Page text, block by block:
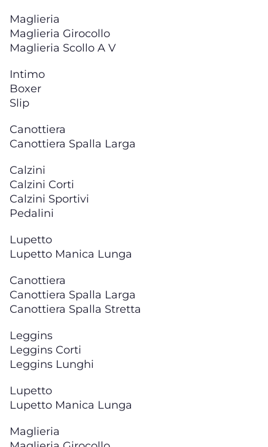
Maglieria
Maglieria Girocollo
Maglieria Scollo A V
Intimo
Boxer
Slip
Canottiera
Canottiera Spalla Larga
Calzini
Calzini Corti
Calzini Sportivi
Pedalini
Lupetto
Lupetto Manica Lunga
Canottiera
Canottiera Spalla Larga
Canottiera Spalla Stretta
Leggins
Leggins Corti
Leggins Lunghi
Lupetto
Lupetto Manica Lunga
Maglieria